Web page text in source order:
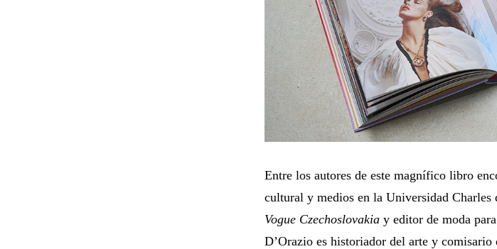
Entre los autores de este magnífico libro
cultural y medios en la Universidad Charles
Vogue Czechoslovakia y editor de moda para
D’Orazio es historiador del arte y comisario